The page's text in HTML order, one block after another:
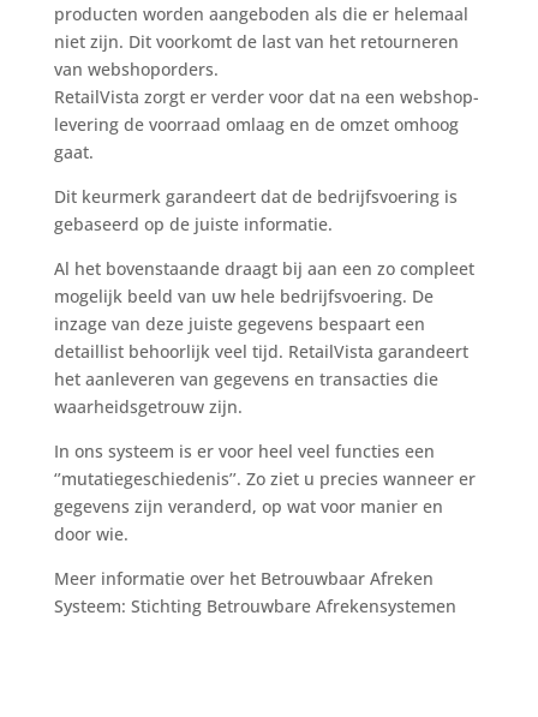
producten worden aangeboden als die er helemaal
niet zijn. Dit voorkomt de last van het retourneren
van webshoporders.
RetailVista zorgt er verder voor dat na een webshop-
levering de voorraad omlaag en de omzet omhoog
gaat.
Dit keurmerk garandeert dat de bedrijfsvoering is
gebaseerd op de juiste informatie.
Al het bovenstaande draagt bij aan een zo compleet
mogelijk beeld van uw hele bedrijfsvoering. De
inzage van deze juiste gegevens bespaart een
detaillist behoorlijk veel tijd. RetailVista garandeert
het aanleveren van gegevens en transacties die
waarheidsgetrouw zijn.
In ons systeem is er voor heel veel functies een
‘’mutatiegeschiedenis’’. Zo ziet u precies wanneer er
gegevens zijn veranderd, op wat voor manier en
door wie.
Meer informatie over het Betrouwbaar Afreken
Systeem: Stichting Betrouwbare Afrekensystemen